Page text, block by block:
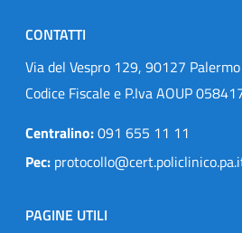
CONTATTI
Via del Vespro 129, 90127 Palermo
Codice Fiscale e P.Iva AOUP
Centralino:091 655 11 11
Pec:
PAGINE UTILI